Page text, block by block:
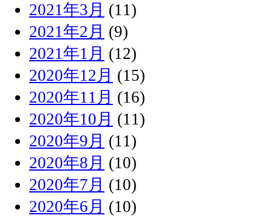
2021年3月 (11)
2021年2月 (9)
2021年1月 (12)
2020年12月 (15)
2020年11月 (16)
2020年10月 (11)
2020年9月 (11)
2020年8月 (10)
2020年7月 (10)
2020年6月 (10)